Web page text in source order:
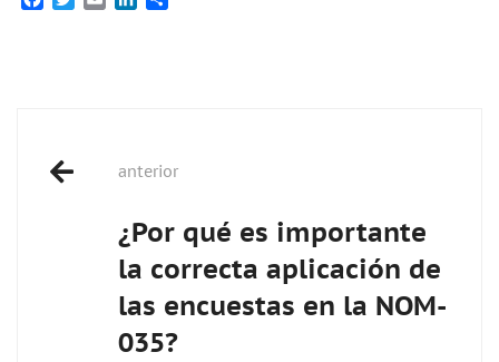
navigation
anterior
¿Por qué es importante
la correcta aplicación de
las encuestas en la NOM-
035?